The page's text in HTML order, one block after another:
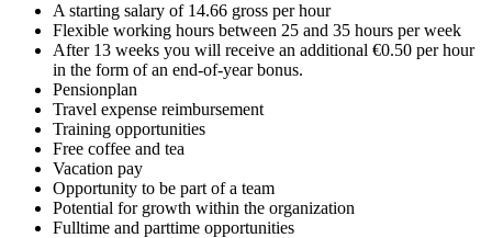
A starting salary of 14.66 gross per hour
Flexible working hours between 25 and 35 hours per week
After 13 weeks you will receive an additional €0.50 per hour
in the form of an end-of-year bonus.
Pensionplan
Travel expense reimbursement
Training opportunities
Free coffee and tea
Vacation pay
Opportunity to be part of a team
Potential for growth within the organization
Fulltime and parttime opportunities